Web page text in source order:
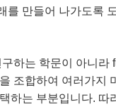
를 만들어 나가도록
하는 학문이 아니
조합하여 여러가지
하는 부분입니다.